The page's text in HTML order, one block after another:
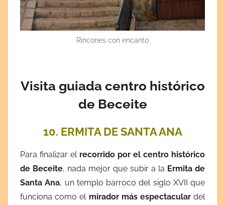
Rincones con encanto
Visita guiada centro histórico
de Beceite
10. ERMITA DE SANTA ANA
Para finalizar el recorrido por el centro histórico
de Beceite, nada mejor que subir a la Ermita de
Santa Ana, un templo barroco del siglo XVII que
funciona como el mirador más espectaculardel